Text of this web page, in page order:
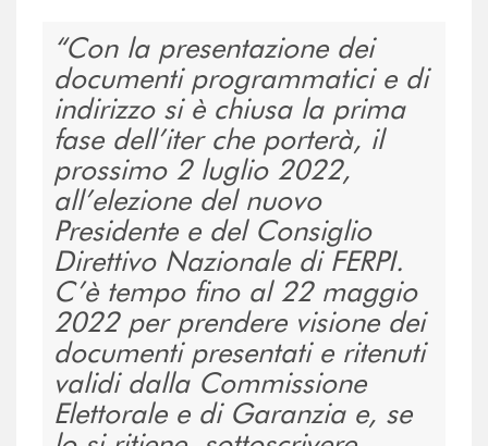
Con la presentazione dei
documenti programmatici e di
indirizzo si è chiusa la prima
fase dell’iter che porterà, il
prossimo 2 luglio 2022,
all’elezione del nuovo
Presidente e del Consiglio
Direttivo Nazionale di FERPI.
C’è tempo fino al 22 maggio
2022 per prendere visione dei
documenti presentati e ritenuti
validi dalla Commissione
Elettorale e di Garanzia e, se